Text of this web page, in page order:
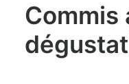
Commis